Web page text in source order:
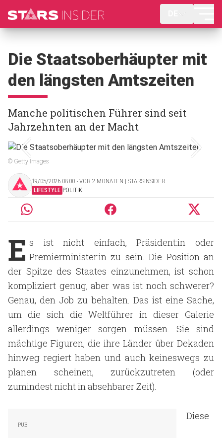
Die Staatsoberhäupter mit
den längsten Amtszeiten
Manche politischen Führer sind seit
Jahrzehnten an der Macht
© Getty Images
19/05/2026 08:00 ‧ VOR 2 MONATEN | STARSINSIDER
LIFESTYLE POLITIK
E s ist nicht einfach, Präsident:in oder
Premierminister:in zu sein. Die Position an
der Spitze des Staates einzunehmen, ist schon
kompliziert genug, aber was ist noch schwerer?
Genau, den Job zu behalten. Das ist eine Sache,
um die sich die Weltführer in dieser Galerie
allerdings weniger sorgen müssen. Sie sind
mächtige Figuren, die ihre Länder über Dekaden
hinweg regiert haben und auch keineswegs zu
planen scheinen, zurückzutreten (oder
zumindest nicht in absehbarer Zeit).
Diese